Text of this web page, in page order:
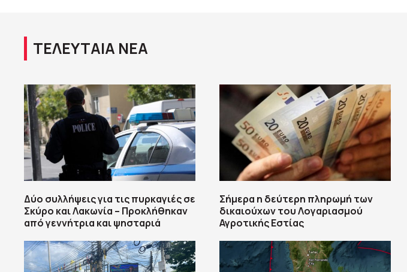
ΤΕΛΕΥΤΑΙΑ ΝΕΑ
Δύο συλλήψεις για τις πυρκαγιές σε
Σκύρο και Λακωνία – Προκλήθηκαν
από γεννήτρια και ψησταριά
Σήμερα η δεύτερη πληρωμή των
δικαιούχων του Λογαριασμού
Αγροτικής Εστίας